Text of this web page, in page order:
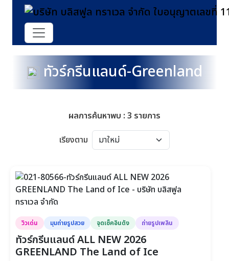
ทัวร์กรีนแลนด์-Greenland
ผลการค้นหาพบ : 3 รายการ
เรียงตาม
วิวเด่น มุมถ่ายรูปสวย จุดเช็คอินดัง ถ่ายรูปเพลิน
ทัวร์กรีนแลนด์ ALL NEW 2026
GREENLAND The Land of Ice